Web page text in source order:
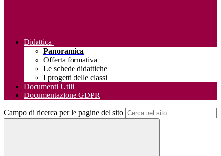
Didattica
Panoramica
Offerta formativa
Le schede didattiche
I progetti delle classi
Documenti Utili
Documentazione GDPR
Campo di ricerca per le pagine del sito